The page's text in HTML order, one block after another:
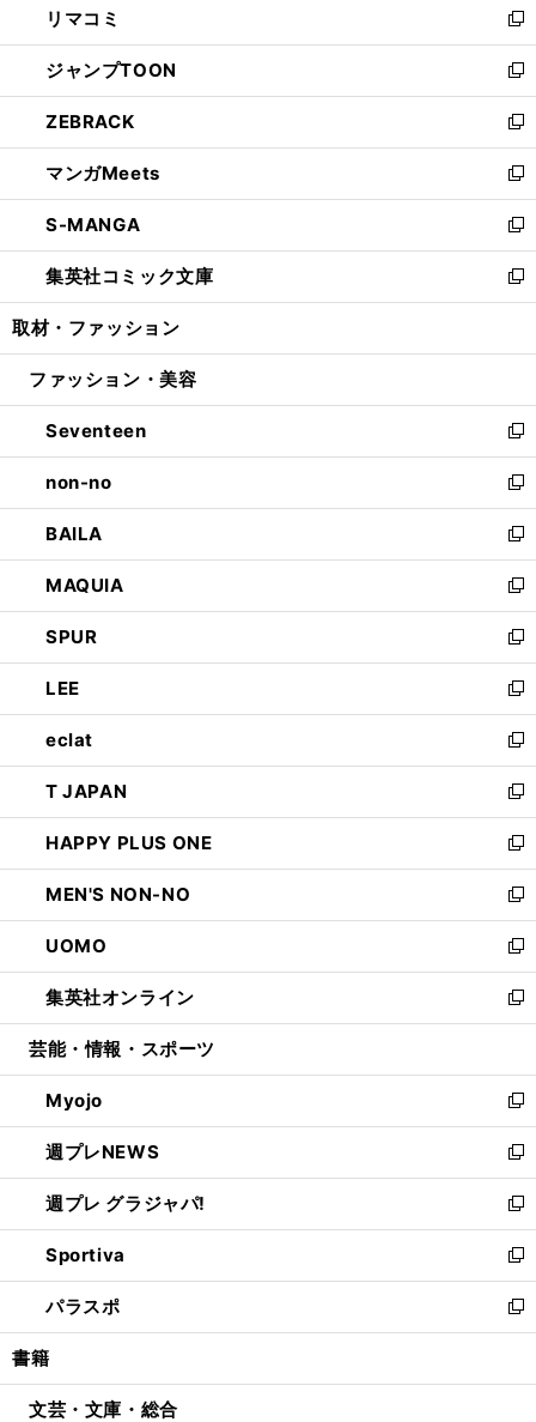
で
開
く
ド
ウ
で
開
く
ィ
ン
ド
ウ
で
開
く
い
ウ
ィ
ン
ド
ウ
で
開
く
リマコミ
新
し
い
ウ
ィ
ン
ド
ウ
で
開
く
ジャンプTOON
新
し
い
ウ
ィ
ン
ド
ウ
で
開
ZEBRACK
新
し
い
ウ
ィ
ン
ド
ウ
開
マンガMeets
新
し
い
ウ
ィ
ン
ウ
開
く
S-MANGA
新
し
い
ウ
ン
ウ
で
開
く
集英社コミック文庫
新
し
ウ
ン
ド
ウ
で
開
く
取材・ファッション
ファッション・美容
Seventeen
新
し
い
ウ
ィ
ン
ド
ウ
で
開
く
non-no
新
し
い
ウ
ィ
ン
ド
ウ
で
開
く
BAILA
新
し
い
ウ
ィ
ン
ド
ウ
で
開
く
MAQUIA
新
し
い
ウ
ィ
ン
ド
ウ
で
開
く
SPUR
新
し
い
ウ
ィ
ン
ド
ウ
で
開
く
LEE
新
し
い
ウ
ィ
ン
ド
ウ
で
開
く
eclat
新
し
い
ウ
ィ
ン
ド
ウ
で
開
く
T JAPAN
新
し
い
ウ
ィ
ン
ド
ウ
で
開
HAPPY PLUS ONE
新
し
い
ウ
ィ
ン
ド
ウ
開
く
MEN'S NON-NO
新
し
い
ウ
ィ
ン
ウ
で
開
く
UOMO
新
し
い
ウ
ン
ド
ウ
で
開
く
集英社オンライン
新
し
ウ
ィ
ン
ド
ウ
で
開
く
芸能・情報・スポーツ
Myojo
新
し
い
ウ
ィ
ン
ド
ウ
で
開
週プレNEWS
新
し
い
ウ
ィ
ン
ド
ウ
開
週プレ グラジャパ!
新
し
い
ウ
ィ
ン
ウ
Sportiva
新
し
い
ウ
ン
パラスポ
新
し
ウ
書籍
文芸・文庫・総合